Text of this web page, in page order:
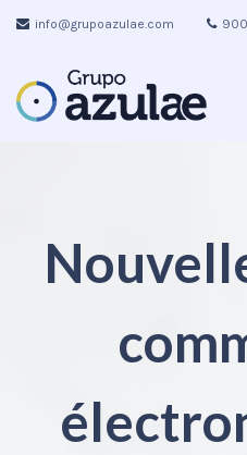
info@grupoazulae.com